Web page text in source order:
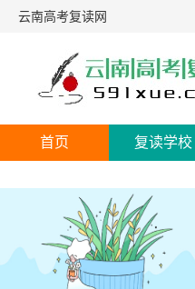
云南高考复读网
首页 复读学校